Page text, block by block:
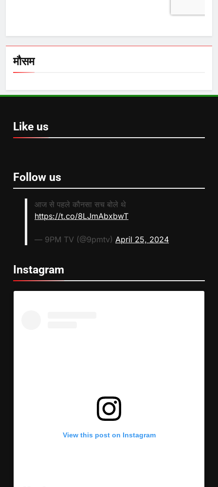
मौसम
Like us
Follow us
आज से पहले कौनसा सच बोले थे
https://t.co/8LJmAbxbwT
— 9PM TV (@9pmtv) April 25, 2024
Instagram
View this post on Instagram